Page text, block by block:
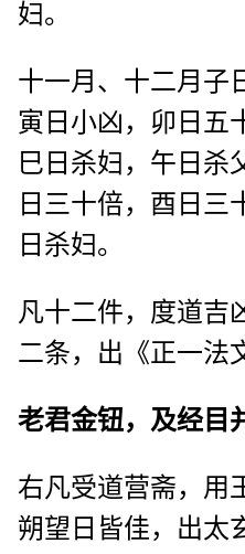
妇。
十一月、十二月子
寅日小凶，卯日五
巳日杀妇，午日杀
日三十倍，酉日三
日杀妇。
凡十二件，度道吉
二条，出《正一法
老君金钮，及经目
右凡受道营斋，用
朔望日皆佳，出太